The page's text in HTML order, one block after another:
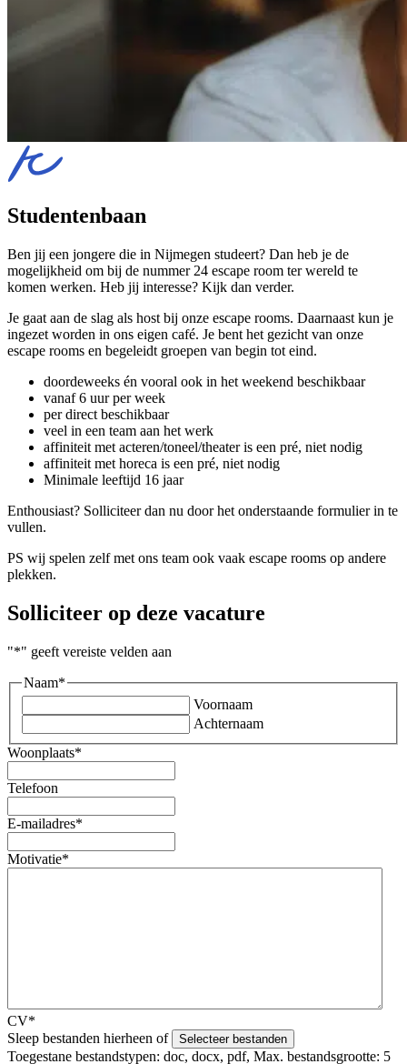
Studentenbaan
Ben jij een jongere die in Nijmegen studeert? Dan heb je de
mogelijkheid om bij de nummer 24 escape room ter wereld te
komen werken. Heb jij interesse? Kijk dan verder.
Je gaat aan de slag als host bij onze escape rooms. Daarnaast kun je
ingezet worden in ons eigen café. Je bent het gezicht van onze
escape rooms en begeleidt groepen van begin tot eind.
doordeweeks én vooral ook in het weekend beschikbaar
vanaf 6 uur per week
per direct beschikbaar
veel in een team aan het werk
affiniteit met acteren/toneel/theater is een pré, niet nodig
affiniteit met horeca is een pré, niet nodig
Minimale leeftijd 16 jaar
Enthousiast? Solliciteer dan nu door het onderstaande formulier in te
vullen.
PS wij spelen zelf met ons team ook vaak escape rooms op andere
plekken.
Solliciteer op deze vacature
"*" geeft vereiste velden aan
Naam*
Voornaam
Achternaam
Woonplaats*
Telefoon
E-mailadres*
Motivatie*
CV*
Sleep bestanden hierheen of
Selecteer bestanden
Toegestane bestandstypen: doc, docx, pdf, Max. bestandsgrootte: 5